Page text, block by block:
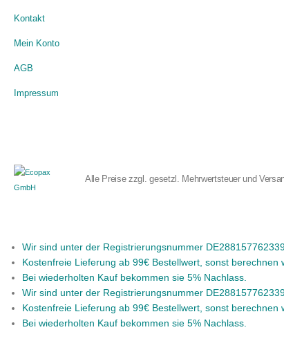
Kontakt
Mein Konto
AGB
Impressum
Alle Preise zzgl. gesetzl. Mehrwertsteuer und
Wir sind unter der Registrierungsnummer
Kostenfreie Lieferung ab 99€ Bestellwert, sonst
Bei wiederholten Kauf bekommen sie 5% Nachlass.
Wir sind unter der Registrierungsnummer
Kostenfreie Lieferung ab 99€ Bestellwert, sonst
Bei wiederholten Kauf bekommen sie 5% Nachlass.